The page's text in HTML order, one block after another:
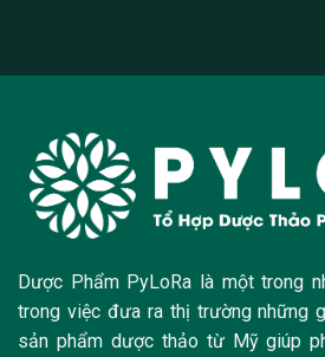
Dược Phẩm PyLoRa là một trong
trong việc đưa ra thị trường những
sản phẩm dược thảo từ Mỹ giúp